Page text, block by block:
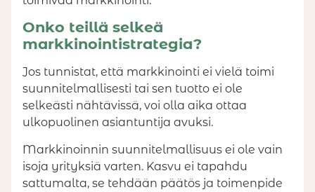
Onko teillä selkeä
markkinointistrategia?
Jos tunnistat, että markkinointi ei vielä toimi
suunnitelmallisesti tai sen tuotto ei ole
selkeästi nähtävissä, voi olla aika ottaa
ulkopuolinen asiantuntija avuksi.
Markkinoinnin suunnitelmallisuus ei ole vain
isoja yrityksiä varten. Kasvu ei tapahdu
sattumalta, se tehdään päätös ja toimenpide